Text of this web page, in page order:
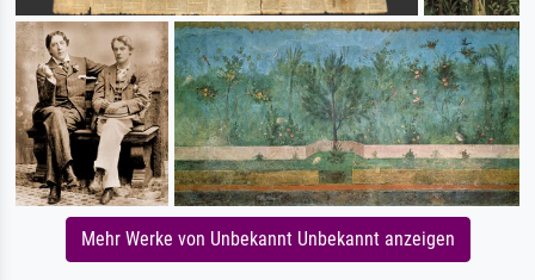
Mehr Werke von Unbekannt Unbekannt anzeigen